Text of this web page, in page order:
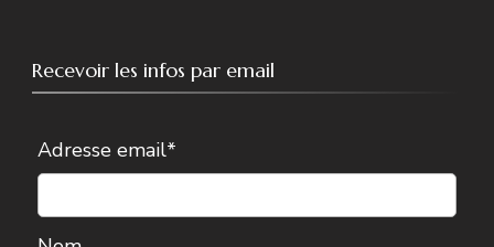
Recevoir les infos par email
Adresse email*